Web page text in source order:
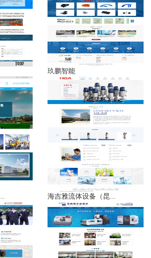
玖鹏智能
海吉雅流体设备（昆...